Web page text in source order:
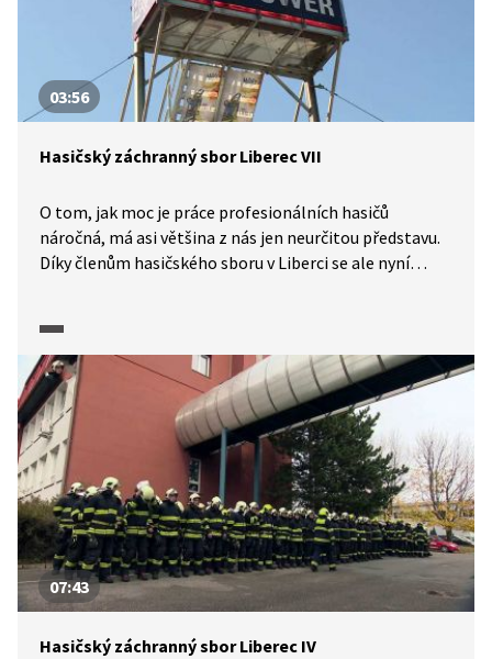
03:56
Hasičský záchranný sbor Liberec VII
O tom, jak moc je práce profesionálních hasičů
náročná, má asi většina z nás jen neurčitou představu.
Díky členům hasičského sboru v Liberci se ale nyní
i konkrétní zásahy. Hasiči potřebují mít vynikající
fyzickou kondici, a proto se často věnují i ve svém
volném čase nejrůznějším sportům, někdy
i na vrcholové úrovni. Jan Pipiš například sbírá úspěchy
v mezinárodní soutěži zvané hasičský pětiboj neboli
Firefighter Combat Challenge.
07:43
Hasičský záchranný sbor Liberec IV